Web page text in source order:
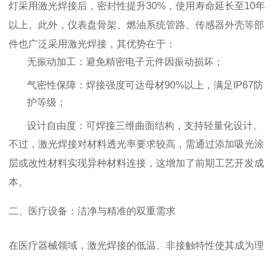
灯采用激光焊接后，密封性提升30%，使用寿命延长至10年
以上。此外，仪表盘骨架、燃油系统管路、传感器外壳等部
件也广泛采用激光焊接，其优势在于：
无振动加工 ：避免精密电子元件因振动损坏；
气密性保障 ：焊接强度可达母材90%以上，满足IP67防
护等级；
设计自由度 ：可焊接三维曲面结构，支持轻量化设计。
不过，激光焊接对材料透光率要求较高，需通过添加吸光涂
层或改性材料实现异种材料连接，这增加了前期工艺开发成
本。
二、医疗设备：洁净与精准的双重需求
在医疗器械领域，激光焊接的低温、非接触特性使其成为理